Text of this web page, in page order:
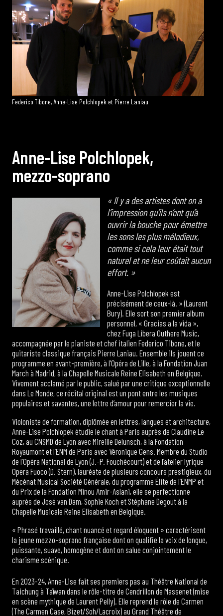
Federico Tibone, Anne-Lise Polchlopek et Pierre Laniau
Anne-Lise Polchlopek,
mezzo-soprano
« Il y a des artistes dont on a
l’impression qu’ils n’ont qu’à
ouvrir la bouche pour émettre
les sons les plus mélodieux,
comme si cela leur était tout
naturel et ne leur coûtait aucun
effort. »
Anne-Lise Polchlopek est
précisément de ceux-là. » (Laurent
Bury). Elle sort son premier album
personnel, « Gracias a la vida »,
chez Fuga Libera Outhere Music,
accompagnée par le pianiste et chef italien Federico Tibone, et le
guitariste classique français Pierre Laniau. Ensemble ils jouent ce
programme en avant-première, à l’Opéra de Lille, à la Fondation Juan
March à Madrid, à la Chapelle Musicale Reine Elisabeth en Belgique.
Vivement acclamé par le public, salué par une critique exceptionnelle
dans Le Monde, ce récital original est un pont entre les musiques
populaires et savantes, une lettre d’amour pour remercier la vie.
Violoniste de formation, diplômée en lettres, langues et architecture,
Anne-Lise Polchlopek étudie le chant à Paris auprès de Claudine Le
Coz, au CNSMD de Lyon avec Mireille Delunsch, à la Fondation
Royaumont et l’ENM de Paris avec Véronique Gens. Membre du Studio
de l’Opéra National de Lyon (J.-P. Fouchécourt) et de l’atelier lyrique
Opera Fuoco (D. Stern), lauréate de plusieurs concours prestigieux, du
Mécénat Musical Société Générale, du programme Élite de l’ENMP et
du Prix de la Fondation Minou Amir-Aslani, elle se perfectionne
auprès de José van Dam, Sophie Koch et Stéphane Degout à la
Chapelle Musicale Reine Elisabeth en Belgique.
« Phrasé travaillé, chant nuancé et regard éloquent » caractérisent
la jeune mezzo-soprano française dont on qualifie la voix de longue,
puissante, suave, homogène et dont on salue conjointement le
charisme scénique.
En 2023-24, Anne-Lise fait ses premiers pas au Théâtre National de
Taichung à Taïwan dans le rôle-titre de Cendrillon de Massenet (mise
en scène mythique de Laurent Pelly). Elle reprend le rôle de Carmen
(The Carmen Case, Bizet/Soh/Lacroix) au Grand Théâtre de